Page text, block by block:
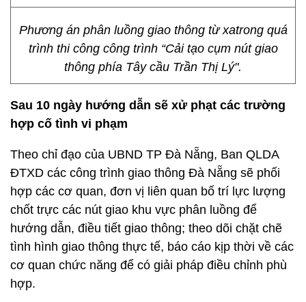
Phương án phân luồng giao thông từ xatrong quá
trình thi công công trình “Cải tạo cụm nút giao
thông phía Tây cầu Trần Thị Lý".
Sau 10 ngày hướng dẫn sẽ xử phạt các trường
hợp cố tình vi phạm
Theo chỉ đạo của UBND TP Đà Nẵng, Ban QLDA
ĐTXD các công trình giao thông Đà Nẵng sẽ phối
hợp các cơ quan, đơn vị liên quan bố trí lực lượng
chốt trực các nút giao khu vực phân luồng để
hướng dẫn, điều tiết giao thông; theo dõi chặt chẽ
tình hình giao thông thực tế, báo cáo kịp thời về các
cơ quan chức năng để có giải pháp điều chỉnh phù
hợp.